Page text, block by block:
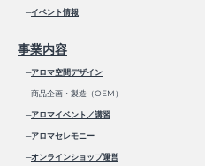
─イベント情報
事業内容
─アロマ空間デザイン
─商品企画・製造（OEM）
─アロマイベント／講習
─アロマセレモニー
─オンラインショップ運営